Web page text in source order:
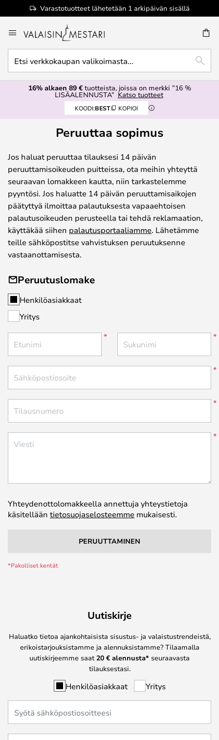
Varastotuotteet lähetetään 1 arkipäivän sisällä
to
Content
verkkokaupan
valikoimasta...
ETSI
16% alkaen 89 €tuotteista, joissa on merkki ”16 %
LISÄALENNUSTA” Katso tuotteet
KOODI:BEST KOPIOI
Peruuttaa sopimus
Jos haluat peruuttaa tilauksesi 14 päivän
peruuttamisoikeuden puitteissa, ota meihin yhteyttä
seuraavan lomakkeen kautta, niin tarkastelemme
pyyntösi. Jos haluatte 14 päivän peruuttamisaikojen
päätyttyä ilmoittaa palautuksesta vapaaehtoisen
palautusoikeuden perusteella tai tehdä reklamaation,
käyttäkää siihen palautusportaaliamme. Lähetämme
teille sähköpostitse vahvistuksen peruutuksenne
vastaanottamisesta.
Peruutuslomake
Henkilöasiakkaat
Yritys
Etunimi Sukunimi
Sähköpostiosoite
Tilausnumero
Viesti
Yhteydenottolomakkeella annettuja yhteystietoja
käsitellään tietosuojaselosteemme mukaisesti.
PERUUTTAMINEN
Uutiskirje
Haluatko tietoa ajankohtaisista sisustus- ja valaistustrendeistä,
erikoistarjouksistamme ja alennuksistamme? Tilaamalla
uutiskirjeemme saat 20 € alennusta* seuraavasta
tilauksestasi.
Henkilöasiakkaat Yritys